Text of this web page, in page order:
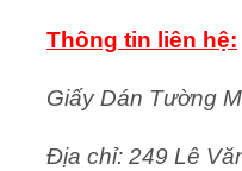
Thông tin liên hệ:
Giấy Dán Tường
Địa chỉ: 249 Lê